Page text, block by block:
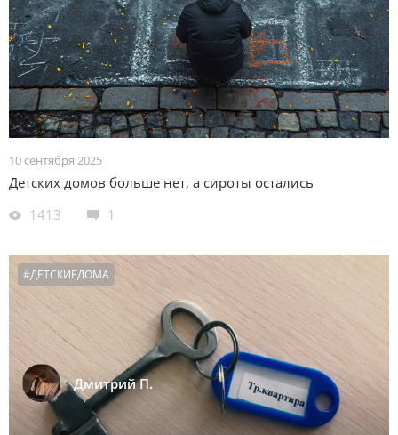
10 сентября 2025
Детских домов больше нет, а сироты остались
1413
1
Дмитрий П.
#ДЕТСКИЕДОМА